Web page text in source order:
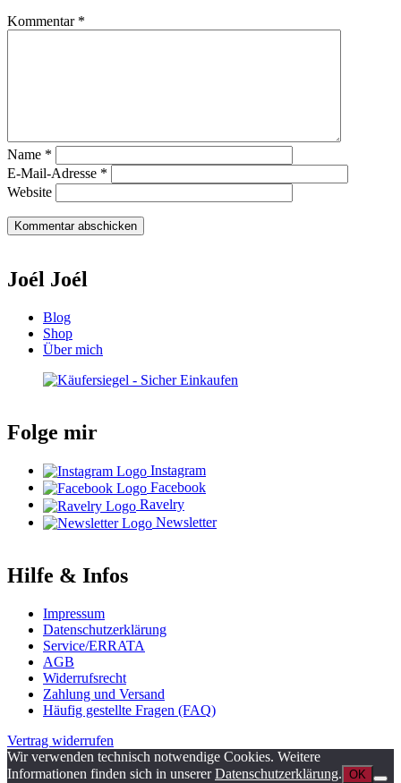
Kommentar *
Name *
E-Mail-Adresse *
Website
Joél Joél
Blog
Shop
Über mich
Folge mir
Instagram
Facebook
Ravelry
Newsletter
Hilfe & Infos
Impressum
Datenschutzerklärung
Service/ERRATA
AGB
Widerrufsrecht
Zahlung und Versand
Häufig gestellte Fragen (FAQ)
Vertrag widerrufen
Wir verwenden technisch notwendige Cookies. Weitere
Informationen finden sich in unsererDatenschutzerklärung. OK